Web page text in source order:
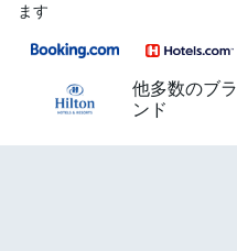
ます
他多数のブラ
ンド